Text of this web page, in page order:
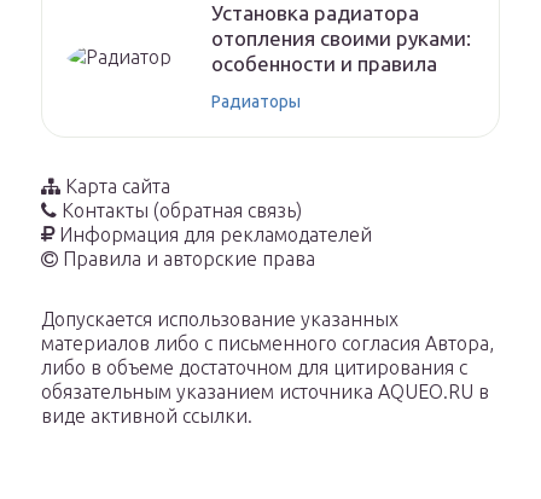
Установка радиатора
отопления своими руками:
особенности и правила
Радиаторы
Карта сайта
Контакты (обратная связь)
Информация для рекламодателей
Правила и авторские права
Допускается использование указанных
материалов либо с письменного согласия Автора,
либо в объеме достаточном для цитирования с
обязательным указанием источника AQUEO.RU в
виде активной ссылки.